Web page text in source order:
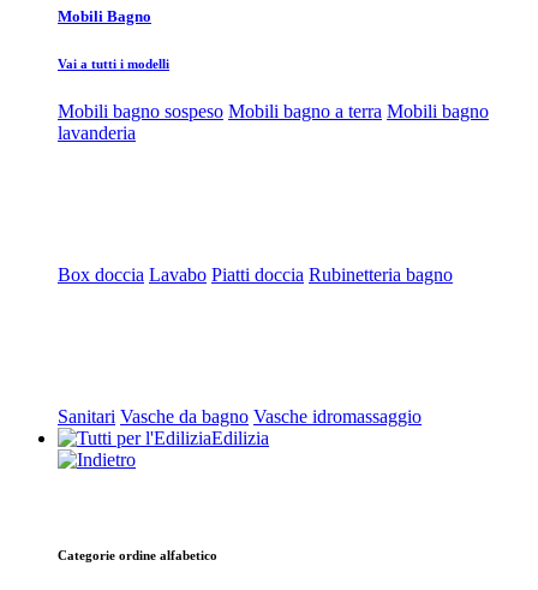
Mobili Bagno
Vai a tutti i modelli
Mobili bagno sospeso Mobili bagno a terra Mobili bagno
lavanderia
Box doccia Lavabo Piatti doccia Rubinetteria bagno
Sanitari Vasche da bagno Vasche idromassaggio
Edilizia
Categorie ordine alfabetico